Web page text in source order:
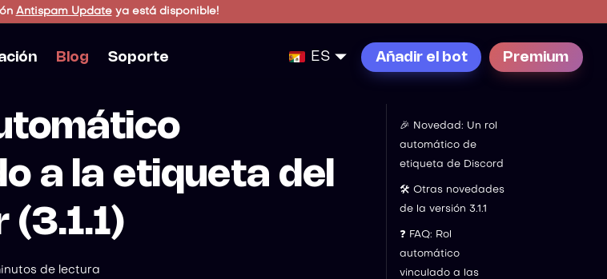
Antispam Updateya está disponible!
Blog Soporte ES Añadir el bot Premium
a la etiqueta del
de lectura
🎉 Novedad: Un rol
automático de
etiqueta de Discord
🛠️ Otras novedades
de la versión 3.1.1
❓ FAQ: Rol
automático
vinculado a las